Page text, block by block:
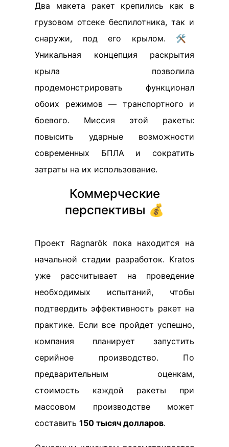
Два макета ракет крепились как в
грузовом отсеке беспилотника, так и
снаружи, под его крылом. 🛠️
Уникальная концепция раскрытия
крыла позволила
продемонстрировать функционал
обоих режимов — транспортного и
боевого. Миссия этой ракеты:
повысить ударные возможности
современных БПЛА и сократить
затраты на их использование.
Коммерческие
перспективы 💰
Проект Ragnarök пока находится на
начальной стадии разработок. Kratos
уже рассчитывает на проведение
необходимых испытаний, чтобы
подтвердить эффективность ракет на
практике. Если все пройдет успешно,
компания планирует запустить
серийное производство. По
предварительным оценкам,
стоимость каждой ракеты при
массовом производстве может
составить 150 тысяч долларов.